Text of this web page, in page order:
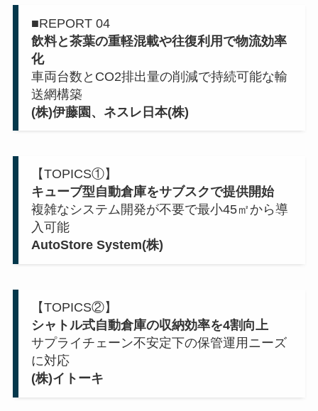
■REPORT 04
飲料と茶葉の重軽混載や往復利用で物流効率
化
車両台数とCO2排出量の削減で持続可能な輸
送網構築
(株)伊藤園、ネスレ日本(株)
【TOPICS①】
キューブ型自動倉庫をサブスクで提供開始
複雑なシステム開発が不要で最小45㎡から導
入可能
AutoStore System(株)
【TOPICS②】
シャトル式自動倉庫の収納効率を4割向上
サプライチェーン不安定下の保管運用ニーズ
に対応
(株)イトーキ